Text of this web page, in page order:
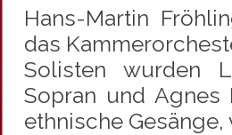
Hans-Martin
das
Solisten wurden
Sopran und Agnes
ethnische